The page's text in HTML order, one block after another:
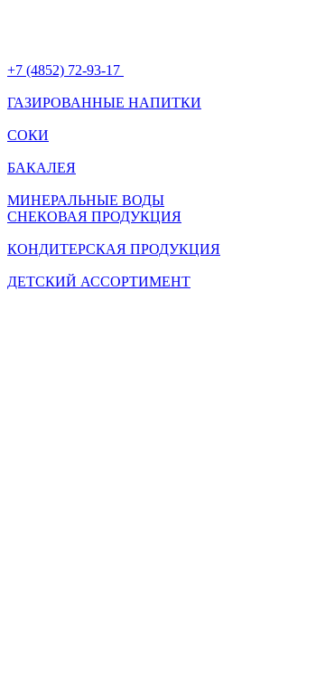
+7 (4852) 72-93-17
ГАЗИРОВАННЫЕ НАПИТКИ
СОКИ
БАКАЛЕЯ
МИНЕРАЛЬНЫЕ ВОДЫ
СНЕКОВАЯ ПРОДУКЦИЯ
КОНДИТЕРСКАЯ ПРОДУКЦИЯ
ДЕТСКИЙ АССОРТИМЕНТ